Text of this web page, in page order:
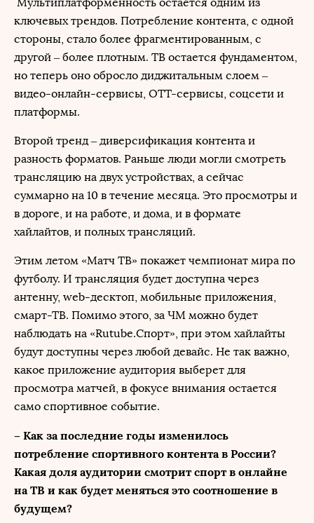
ключевых трендов. Потребление контента, с одной
стороны, стало более фрагментированным, с
другой – более плотным. ТВ остается фундаментом,
но теперь оно обросло диджитальным слоем –
видео-онлайн-сервисы, ОТТ-сервисы, соцсети и
платформы.
Второй тренд – диверсификация контента и
разность форматов. Раньше люди могли смотреть
трансляцию на двух устройствах, а сейчас
суммарно на 10 в течение месяца. Это просмотры и
в дороге, и на работе, и дома, и в формате
хайлайтов, и полных трансляций.
Этим летом «Матч ТВ» покажет чемпионат мира по
футболу. И трансляция будет доступна через
антенну, web-десктоп, мобильные приложения,
смарт-ТВ. Помимо этого, за ЧМ можно будет
наблюдать на «Rutube.Спорт», при этом хайлайты
будут доступны через любой девайс. Не так важно,
какое приложение аудитория выберет для
просмотра матчей, в фокусе внимания остается
само спортивное событие.
– Как за последние годы изменилось
потребление спортивного контента в России?
Какая доля аудитории смотрит спорт в онлайне
на ТВ и как будет меняться это соотношение в
будущем?